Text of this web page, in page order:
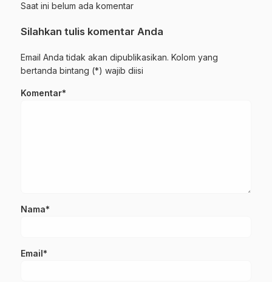
Saat ini belum ada komentar
Silahkan tulis komentar Anda
Email Anda tidak akan dipublikasikan. Kolom yang
bertanda bintang (*) wajib diisi
Komentar*
Nama*
Email*